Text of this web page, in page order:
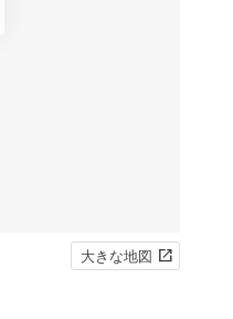
大きな地図